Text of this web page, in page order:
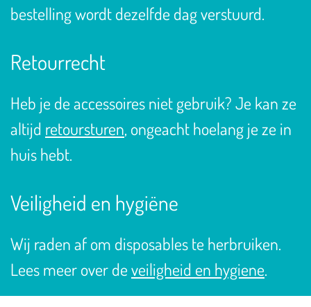
bestelling wordt dezelfde dag verstuurd.
Retourrecht
Heb je de accessoires niet gebruik? Je kan ze
altijd retoursturen, ongeacht hoelang je ze in
huis hebt.
Veiligheid en hygiëne
Wij raden af om disposables te herbruiken.
Lees meer over deveiligheid en hygiene.